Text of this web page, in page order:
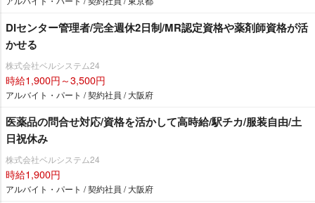
DIセンター管理者/完全週休2日制/MR認定資格や薬剤師資格が活
かせる
株式会社ベルシステム24
時給1,900円～3,500円
アルバイト・パート / 契約社員 / 大阪府
医薬品の問合せ対応/資格を活かして高時給/駅チカ/服装自由/土
日祝休み
株式会社ベルシステム24
時給1,900円
アルバイト・パート / 契約社員 / 大阪府